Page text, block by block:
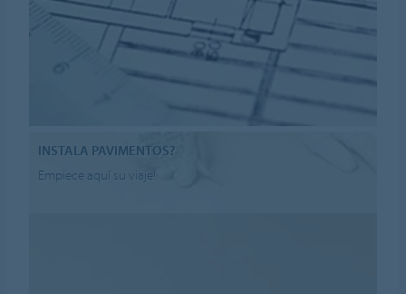
INSTALA PAVIMENTOS?
Empiece aquí su viaje!